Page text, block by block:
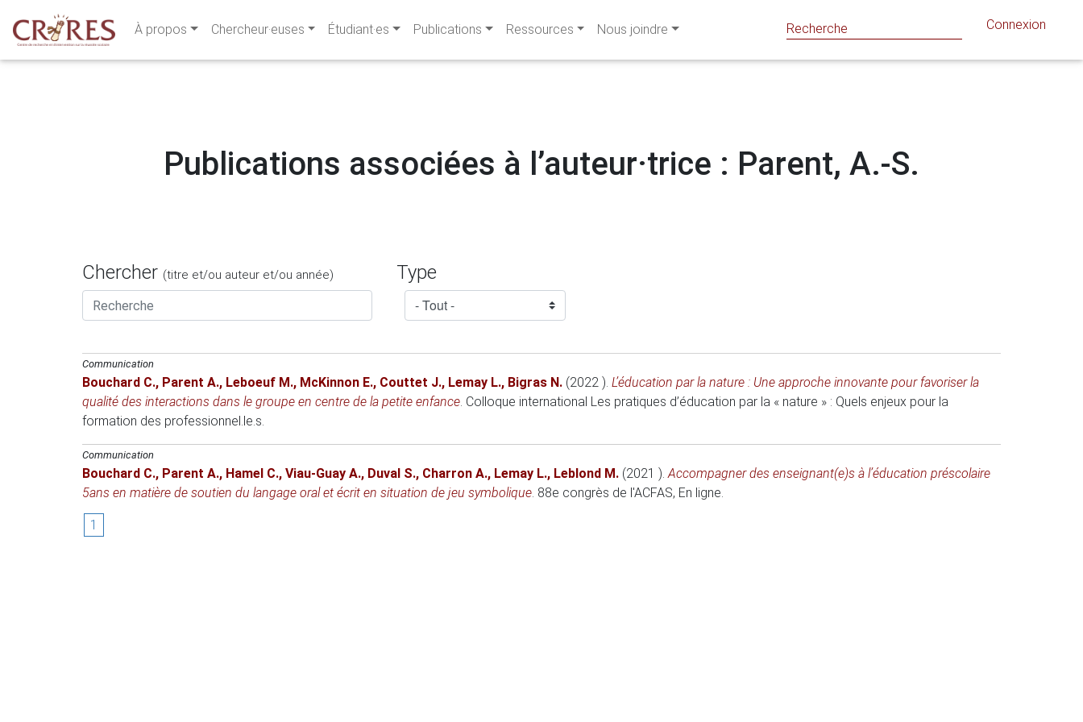
À propos Chercheur·euses Étudiant·es Publications Ressources Nous joindre Connexion
Publications associées à l’auteur·trice : Parent, A.-S.
Chercher (titre et/ou auteur et/ou année) Type
Communication
Bouchard C., Parent A., Leboeuf M., McKinnon E., Couttet J., Lemay L., Bigras N. (2022 ). L’éducation par la nature : Une approche innovante pour favoriser la
qualité des interactions dans le groupe en centre de la petite enfance. Colloque international Les pratiques d’éducation par la « nature » : Quels enjeux pour la
formation des professionnel.le.s.
Communication
Bouchard C., Parent A., Hamel C., Viau-Guay A., Duval S., Charron A., Lemay L., Leblond M. (2021 ).Accompagner des enseignant(e)s à l’éducation préscolaire
5ans en matière de soutien du langage oral et écrit en situation de jeu symbolique. 88e congrès de l'ACFAS, En ligne.
1